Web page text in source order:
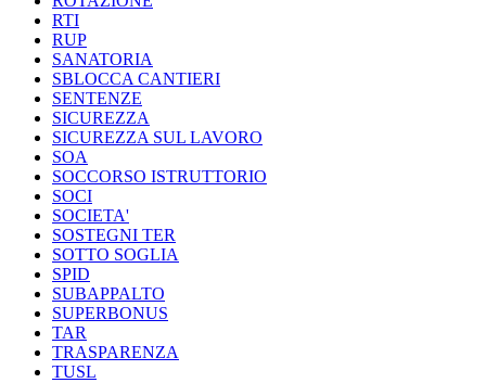
RTI
RUP
SANATORIA
SBLOCCA CANTIERI
SENTENZE
SICUREZZA
SICUREZZA SUL LAVORO
SOA
SOCCORSO ISTRUTTORIO
SOCI
SOCIETA'
SOSTEGNI TER
SOTTO SOGLIA
SPID
SUBAPPALTO
SUPERBONUS
TAR
TRASPARENZA
TUSL